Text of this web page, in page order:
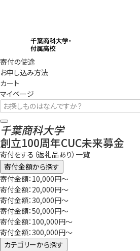
寄付の使途
お申し込み方法
カート
マイページ
千葉商科大学
創立100周年CUC未来募金
寄付をする（返礼品あり）一覧
寄付金額から探す
寄付金額：10,000円～
寄付金額：20,000円～
寄付金額：30,000円～
寄付金額：50,000円～
寄付金額：100,000円～
寄付金額：300,000円～
カテゴリーから探す